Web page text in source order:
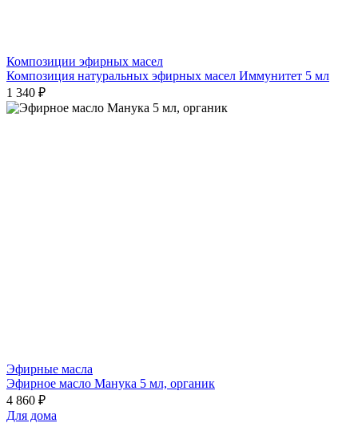
Композиции эфирных масел
Композиция натуральных эфирных масел Иммунитет 5 мл
1 340 ₽
Эфирные масла
Эфирное масло Манука 5 мл, органик
4 860 ₽
Для дома